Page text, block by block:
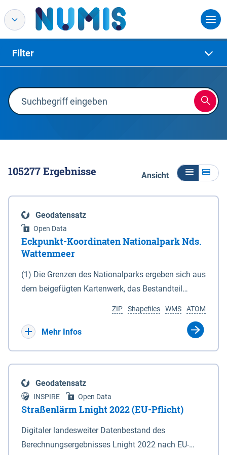
Filter
105277Ergebnisse Ansicht
Geodatensatz
Open Data
Eckpunkt-Koordinaten Nationalpark Nds.
Wattenmeer
(1) Die Grenzen des Nationalparks ergeben sich aus
dem beigefügten Kartenwerk, das Bestandteil
(DTK) im Maßstab 1 : 100 000 (Anlage 2), 2.
verkleinerte Amtliche Karte 1 : 5 000 (AK5) im
projizierte Koordinaten im Europäischen
Terrestrischen Referenzsystem 1989 (ETRS 89) mit
der Universalen Transversalen Mercator-Abbildung
bezogen auf die Zone 32 N (UTM 32N) dargestellt
(Anlage 4); Gleiches gilt für die geografischen
ATOM
WMS
Shapefiles
ZIP
Mehr Infos
Geodatensatz
INSPIRE Open Data
Straßenlärm Lnight 2022 (EU-Pflicht)
Digitaler landesweiter Datenbestand des
Berechnungsergebnisses Lnight 2022 nach EU-